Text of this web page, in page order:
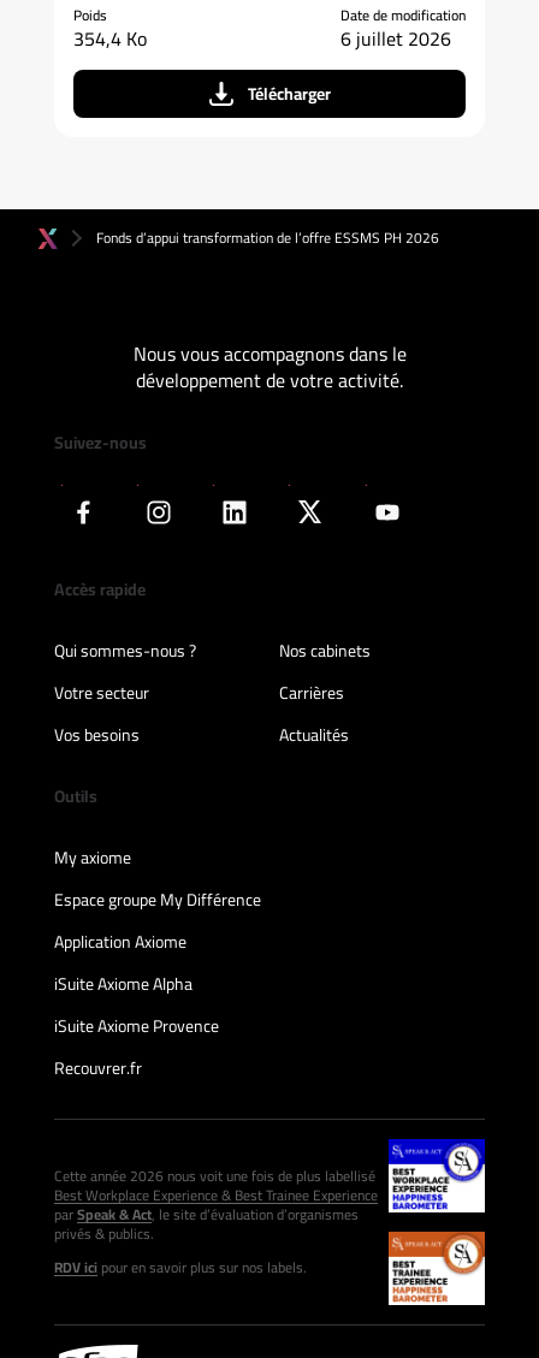
Poids
354,4 Ko
Date de modification
6 juillet 2026
Télécharger
Fonds d’appui transformation de l’offre ESSMS PH 2026
Nous vous accompagnons dans le
développement de votre activité.
Suivez-nous
Accès rapide
Qui sommes-nous ?
Nos cabinets
Votre secteur
Carrières
Vos besoins
Actualités
Outils
My axiome
Espace groupe My Différence
Application Axiome
iSuite Axiome Alpha
iSuite Axiome Provence
Recouvrer.fr
Cette année 2026 nous voit une fois de plus labellisé
Best Workplace Experience & Best Trainee Experience
parSpeak & Act, le site d’évaluation d’organismes
privés & publics.
RDV icipour en savoir plus sur nos labels.